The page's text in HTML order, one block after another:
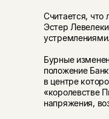
Считается, что
Эстер
устремлениями.
Бурные
положение
в центре
«королевстве
напряжения,